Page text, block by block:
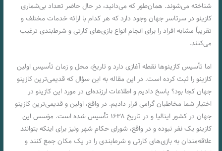
شناخته می‌شوند. همان‌طور که می‌دانید، در حال حاضر تعداد بی‌شماری
کازینو در سرتاسر جهان وجود دارد که هر کدام با ارائه خدمات مختلف و
تقریباً مشابه افراد را برای انجام انواع بازی‌های کارتی و شرط‌بندی ترغیب
می‌کنند.
اما تأسیس کازینوها نقطه آغازی دارد و تاریخ، محل و زمان تأسیس اولین
کازینو را ثبت کرده است. در این مقاله به این سؤال که قدیمی‌ترین کازینو
جهان کجا بود؟ پاسخ دادیم و اطلاعات ارزنده‌ای در مورد این کازینو در
اختیار شما مخاطبان گرامی قرار دادیم. در واقع، اولین و قدیمی‌ترین کازینو
جهان در کشور ایتالیا و در تاریخ ۱۶۳۸ تأسیس شده است. مؤسس این
کازینو یک نفر نبوده و در واقع، شورای حکام شهر ونیز برای اینکه بتوانند
علاقه‌مندان به بازی‌های کارتی و شرط‌بندی را در یک مکان جمع کنند و